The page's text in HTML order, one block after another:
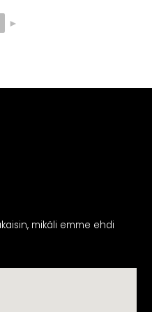
►
mikäli emme ehdi